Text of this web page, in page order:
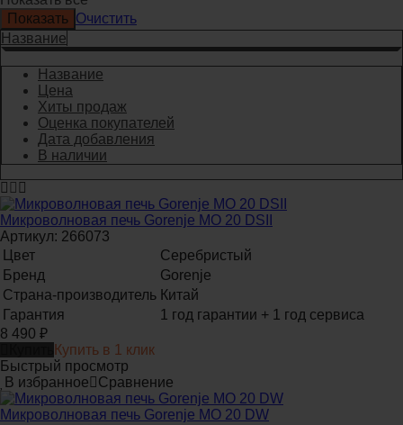
Очистить
Название
Название
Цена
Хиты продаж
Оценка покупателей
Дата добавления
В наличии
Микроволновая печь Gorenje MO 20 DSII
Артикул: 266073
Цвет
Серебристый
Бренд
Gorenje
Страна-производитель Китай
Гарантия
1 год гарантии + 1 год сервиса
8 490 ₽
Купить в 1 клик
Быстрый просмотр
В избранное
Сравнение
Микроволновая печь Gorenje MO 20 DW